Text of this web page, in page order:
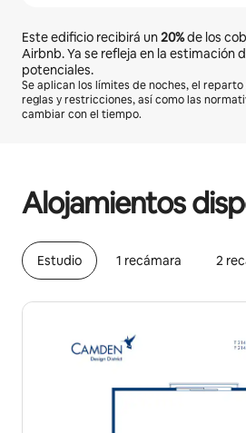
Este edificio recibirá un20%de los
Airbnb. Ya se refleja en la estimación
potenciales.
Se aplican los límites de noches, el
reglas y restricciones, así como las
cambiar con el tiempo.
Alojamientos
Estudio 1 recámara 2